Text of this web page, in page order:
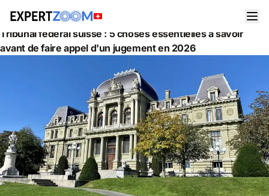
Actualités
Juridique
Tribunal fédéral suisse : 5 choses essentielles à savoir
avant de faire appel d'un jugement en 2026